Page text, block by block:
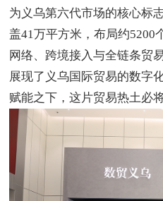
为义乌第六代市场的核心标
盖41万平方米，布局约5200
网络、跨境接入与全链条贸
展现了义乌国际贸易的数字
赋能之下，这片贸易热土必